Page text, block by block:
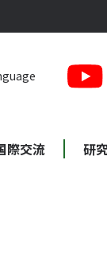
際交流 研